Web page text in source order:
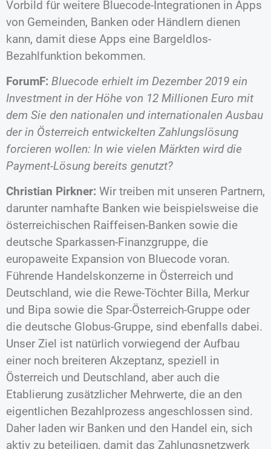
Vorbild für weitere Bluecode-Integrationen in Apps
von Gemeinden, Banken oder Händlern dienen
kann, damit diese Apps eine Bargeldlos-
Bezahlfunktion bekommen.
ForumF: Bluecode erhielt im Dezember 2019 ein
Investment in der Höhe von 12 Millionen Euro mit
dem Sie den nationalen und internationalen Ausbau
der in Österreich entwickelten Zahlungslösung
forcieren wollen: In wie vielen Märkten wird die
Payment-Lösung bereits genutzt?
Christian Pirkner: Wir treiben mit unseren Partnern,
darunter namhafte Banken wie beispielsweise die
österreichischen Raiffeisen-Banken sowie die
deutsche Sparkassen-Finanzgruppe, die
europaweite Expansion von Bluecode voran.
Führende Handelskonzerne in Österreich und
Deutschland, wie die Rewe-Töchter Billa, Merkur
und Bipa sowie die Spar-Österreich-Gruppe oder
die deutsche Globus-Gruppe, sind ebenfalls dabei.
Unser Ziel ist natürlich vorwiegend der Aufbau
einer noch breiteren Akzeptanz, speziell in
Österreich und Deutschland, aber auch die
Etablierung zusätzlicher Mehrwerte, die an den
eigentlichen Bezahlprozess angeschlossen sind.
Daher laden wir Banken und den Handel ein, sich
aktiv zu beteiligen, damit das Zahlungsnetzwerk